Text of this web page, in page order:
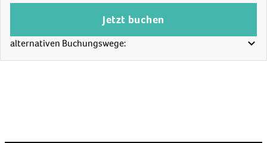
alternativen Buchungswege:
Jetzt buchen